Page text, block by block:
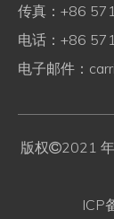
传真：+86
电话：+86
电子邮件：
版权2021
ICP